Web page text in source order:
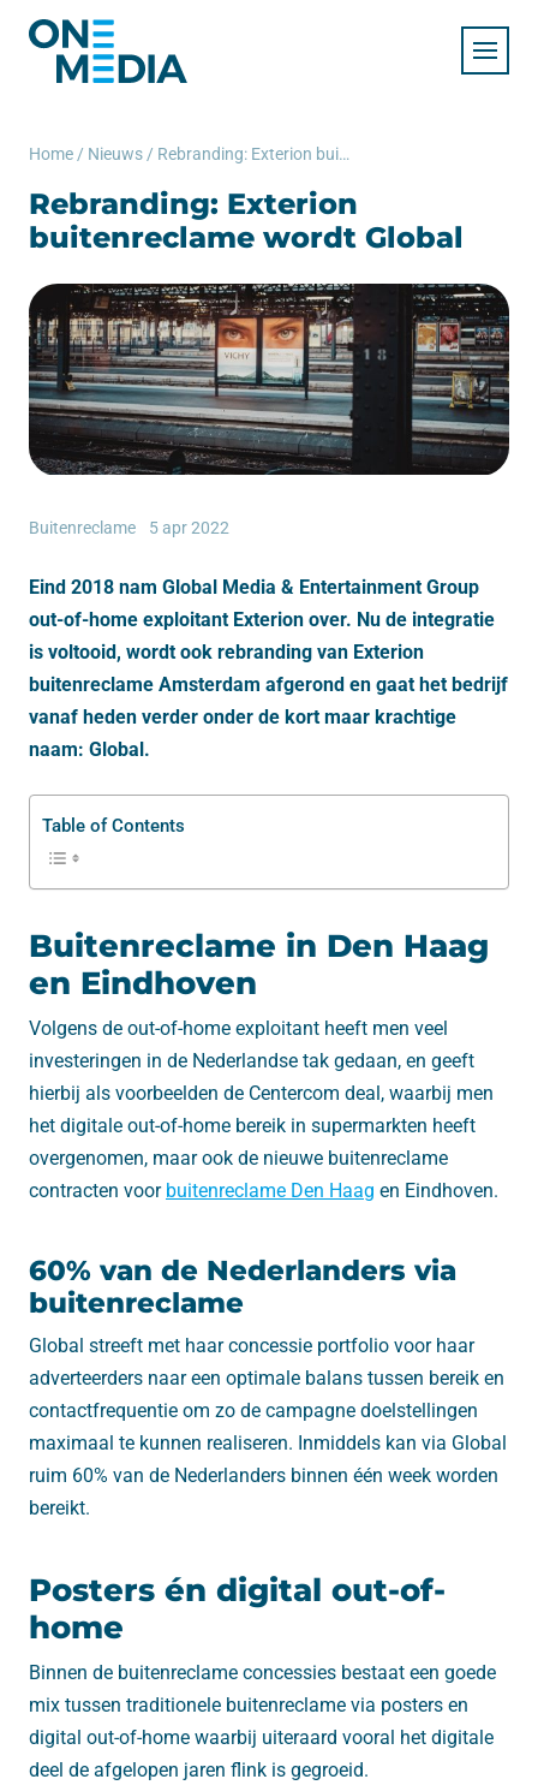
Home / Nieuws / Rebranding: Exterion buitenreclame wordt Global
Rebranding: Exterion
buitenreclame wordt Global
Buitenreclame 5 apr 2022
Eind 2018 nam Global Media & Entertainment Group
out-of-home exploitant Exterion over. Nu de integratie
is voltooid, wordt ook rebranding van Exterion
buitenreclame Amsterdam afgerond en gaat het bedrijf
vanaf heden verder onder de kort maar krachtige
naam: Global.
Table of Contents
Buitenreclame in Den Haag
en Eindhoven
Volgens de out-of-home exploitant heeft men veel
investeringen in de Nederlandse tak gedaan, en geeft
hierbij als voorbeelden de Centercom deal, waarbij men
het digitale out-of-home bereik in supermarkten heeft
overgenomen, maar ook de nieuwe buitenreclame
contracten voor buitenreclame Den Haag en Eindhoven.
60% van de Nederlanders via
buitenreclame
Global streeft met haar concessie portfolio voor haar
adverteerders naar een optimale balans tussen bereik en
contactfrequentie om zo de campagne doelstellingen
maximaal te kunnen realiseren. Inmiddels kan via Global
ruim 60% van de Nederlanders binnen één week worden
bereikt.
Posters én digital out-of-
home
Binnen de buitenreclame concessies bestaat een goede
mix tussen traditionele buitenreclame via posters en
digital out-of-home waarbij uiteraard vooral het digitale
deel de afgelopen jaren flink is gegroeid.